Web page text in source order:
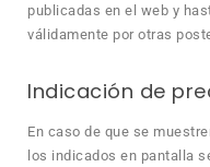
publicadas en el web y
válidamente por otras
Indicación de
En caso de que se
los indicados en pantalla